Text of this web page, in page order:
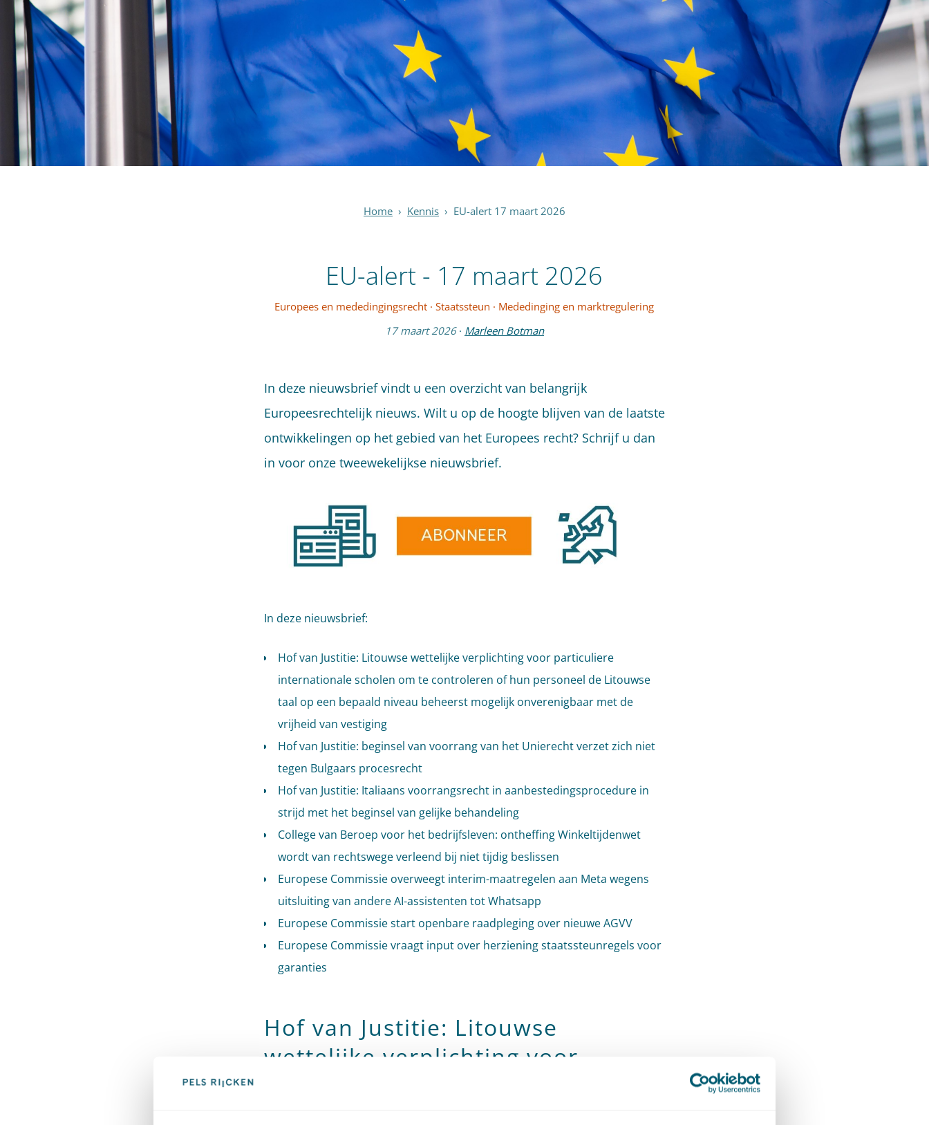
Home › Kennis › EU-alert 17 maart 2026
EU-alert - 17 maart 2026
Europees en mededingingsrecht · Staatssteun · Mededinging en marktregulering
17 maart 2026 · Marleen Botman
In deze nieuwsbrief vindt u een overzicht van belangrijk
Europeesrechtelijk nieuws. Wilt u op de hoogte blijven van de laatste
ontwikkelingen op het gebied van het Europees recht? Schrijf u dan
in voor onze tweewekelijkse nieuwsbrief.
In deze nieuwsbrief:
Hof van Justitie: Litouwse wettelijke verplichting voor particuliere
internationale scholen om te controleren of hun personeel de Litouwse
taal op een bepaald niveau beheerst mogelijk onverenigbaar met de
vrijheid van vestiging
Hof van Justitie: beginsel van voorrang van het Unierecht verzet zich niet
tegen Bulgaars procesrecht
Hof van Justitie: Italiaans voorrangsrecht in aanbestedingsprocedure in
strijd met het beginsel van gelijke behandeling
College van Beroep voor het bedrijfsleven: ontheffing Winkeltijdenwet
wordt van rechtswege verleend bij niet tijdig beslissen
Europese Commissie overweegt interim-maatregelen aan Meta wegens
uitsluiting van andere AI-assistenten tot Whatsapp
Europese Commissie start openbare raadpleging over nieuwe AGVV
Europese Commissie vraagt input over herziening staatssteunregels voor
garanties
Hof van Justitie: Litouwse
wettelijke verplichting voor